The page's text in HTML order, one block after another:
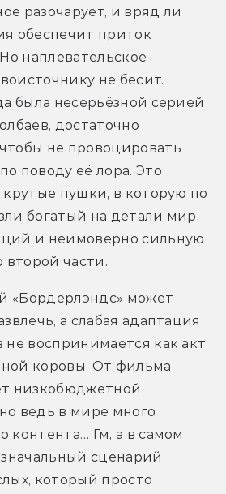
разочарует, и вряд ли
обеспечит приток
наплевательское
не бесит.
была несерьёзной серией
достаточно
не провоцировать
поводу её лора. Это
крутые пушки, в которую по
богатый на детали мир,
и неимоверно сильную
части.
«Бордерлэндс» может
а слабая адаптация
не воспринимается как акт
коровы. От фильма
низкобюджетной
ведь в мире много
контента… Гм, а в самом
сценарий
который просто